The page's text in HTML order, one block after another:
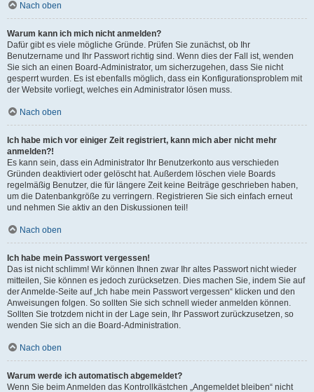
Nach oben
Warum kann ich mich nicht anmelden?
Dafür gibt es viele mögliche Gründe. Prüfen Sie zunächst, ob Ihr
Benutzername und Ihr Passwort richtig sind. Wenn dies der Fall ist, wenden
Sie sich an einen Board-Administrator, um sicherzugehen, dass Sie nicht
gesperrt wurden. Es ist ebenfalls möglich, dass ein Konfigurationsproblem mit
der Website vorliegt, welches ein Administrator lösen muss.
Nach oben
Ich habe mich vor einiger Zeit registriert, kann mich aber nicht mehr
anmelden?!
Es kann sein, dass ein Administrator Ihr Benutzerkonto aus verschieden
Gründen deaktiviert oder gelöscht hat. Außerdem löschen viele Boards
regelmäßig Benutzer, die für längere Zeit keine Beiträge geschrieben haben,
um die Datenbankgröße zu verringern. Registrieren Sie sich einfach erneut
und nehmen Sie aktiv an den Diskussionen teil!
Nach oben
Ich habe mein Passwort vergessen!
Das ist nicht schlimm! Wir können Ihnen zwar Ihr altes Passwort nicht wieder
mitteilen, Sie können es jedoch zurücksetzen. Dies machen Sie, indem Sie auf
der Anmelde-Seite auf „Ich habe mein Passwort vergessen“ klicken und den
Anweisungen folgen. So sollten Sie sich schnell wieder anmelden können.
Sollten Sie trotzdem nicht in der Lage sein, Ihr Passwort zurückzusetzen, so
wenden Sie sich an die Board-Administration.
Nach oben
Warum werde ich automatisch abgemeldet?
Wenn Sie beim Anmelden das Kontrollkästchen „Angemeldet bleiben“ nicht